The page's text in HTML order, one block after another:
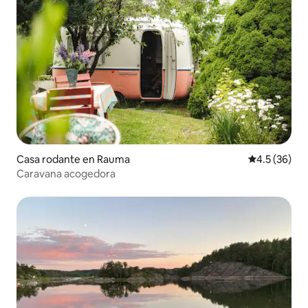
Casa rodante en Rauma Calificación
4.5 (36)
Caravana acogedora